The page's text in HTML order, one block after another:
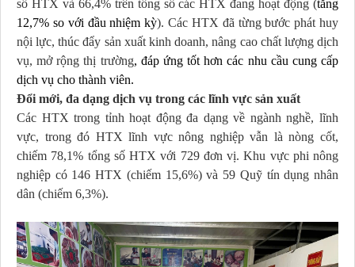
số HTX và 66,4% trên tổng số các HTX đang hoạt động (tăng
12,7% so với đầu nhiệm kỳ). Các HTX đã từng bước phát huy
nội lực, thúc đẩy sản xuất kinh doanh, nâng cao chất lượng dịch
vụ, mở rộng thị trường, đáp ứng tốt hơn các nhu cầu cung cấp
dịch vụ cho thành viên.
Đổi mới, đa dạng dịch vụ trong các lĩnh vực sản xuất
Các HTX trong tỉnh hoạt động đa dạng về ngành nghề, lĩnh
vực, trong đó HTX lĩnh vực nông nghiệp vẫn là nòng cốt,
chiếm 78,1% tổng số HTX với 729 đơn vị. Khu vực phi nông
nghiệp có 146 HTX (chiếm 15,6%) và 59 Quỹ tín dụng nhân
dân (chiếm 6,3%).